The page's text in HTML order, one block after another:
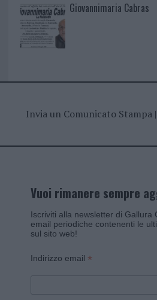
Giovannimaria Cabras
Invia un Comunicato Stampa|
Vuoi rimanere sempre
Iscriviti alla newsletter di Gallura
email periodiche contenenti le
sul sito web!
Indirizzo email *